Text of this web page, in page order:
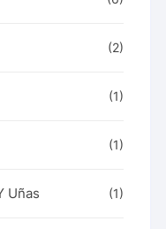
(2)
(1)
(1)
Uñas (1)